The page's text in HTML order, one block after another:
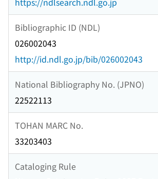
Bibliographic ID (NDL)
026002043
http://id.ndl.go.jp/bib/026002043
National Bibliography No. (JPNO)
22522113
TOHAN MARC No.
33203403
Cataloging Rule